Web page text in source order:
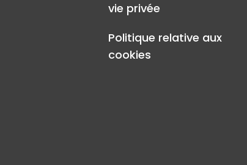
vie privée
Politique relative aux
cookies